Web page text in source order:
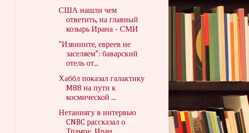
США нашли чем
ответить, на главный
козырь Ирана - СМИ
"Извините, евреев не
заселяем": баварский
отель от...
Хаббл показал галактику
M88 на пути к
космической ...
Нетаниягу в интервью
CNBC рассказал о